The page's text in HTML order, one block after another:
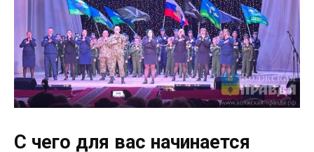
С чего для вас начинается